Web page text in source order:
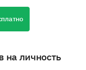
на личность